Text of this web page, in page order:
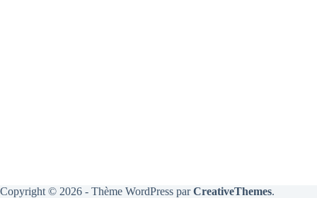
Copyright © 2026 - Thème WordPress parCreativeThemes.